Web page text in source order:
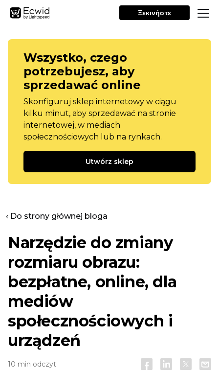
Ξεκινήστε
Wszystko, czego
potrzebujesz, aby
sprzedawać online
Skonfiguruj sklep internetowy w ciągu
kilku minut, aby sprzedawać na stronie
internetowej, w mediach
społecznościowych lub na rynkach.
Utwórz sklep
‹ Do strony głównej bloga
Narzędzie do zmiany
rozmiaru obrazu:
bezpłatne, online, dla
mediów
społecznościowych i
urządzeń
10 min odczyt